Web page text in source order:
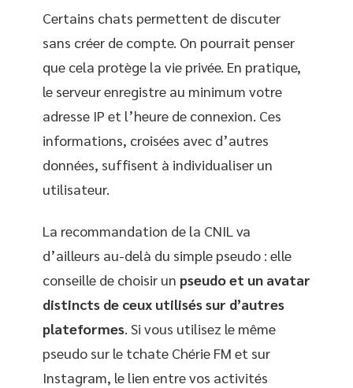
Certains chats permettent de discuter
sans créer de compte. On pourrait penser
que cela protège la vie privée. En pratique,
le serveur enregistre au minimum votre
adresse IP et l’heure de connexion. Ces
informations, croisées avec d’autres
données, suffisent à individualiser un
utilisateur.
La recommandation de la CNIL va
d’ailleurs au-delà du simple pseudo : elle
conseille de choisir un pseudo et un avatar
distincts de ceux utilisés sur d’autres
plateformes. Si vous utilisez le même
pseudo sur le tchate Chérie FM et sur
Instagram, le lien entre vos activités